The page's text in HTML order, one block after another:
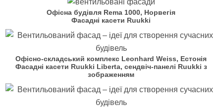
Офісна будівля Rema 1000, Норвегія
Фасадні касети Ruukki
Офісно-складський комплекс Leonhard Weiss, Естонія
Фасадні касети Ruukki Liberta, сендвіч-панелі Ruukki з
зображенням